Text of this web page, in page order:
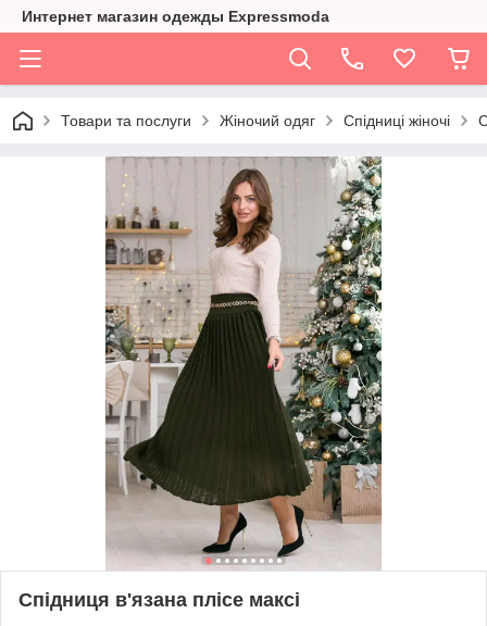
Интернет магазин одежды Expressmoda
Товари та послуги Жіночий одяг Спідниці жіночі
Спідниця в'язана плісе максі